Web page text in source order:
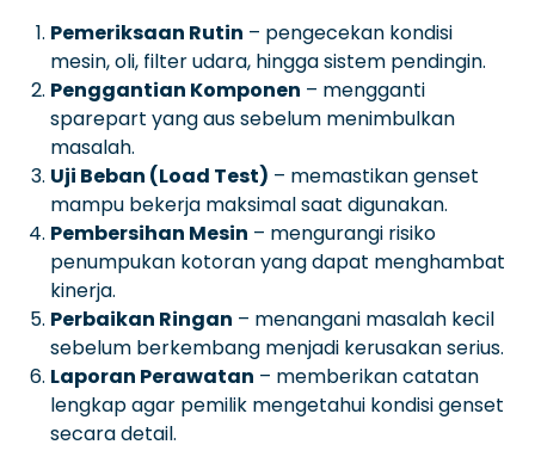
Pemeriksaan Rutin – pengecekan kondisi
mesin, oli, filter udara, hingga sistem pendingin.
Penggantian Komponen – mengganti
sparepart yang aus sebelum menimbulkan
masalah.
Uji Beban (Load Test) – memastikan genset
mampu bekerja maksimal saat digunakan.
Pembersihan Mesin – mengurangi risiko
penumpukan kotoran yang dapat menghambat
kinerja.
Perbaikan Ringan – menangani masalah kecil
sebelum berkembang menjadi kerusakan serius.
Laporan Perawatan – memberikan catatan
lengkap agar pemilik mengetahui kondisi genset
secara detail.